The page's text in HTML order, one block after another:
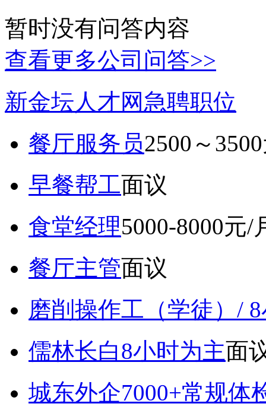
暂时没有问答内容
查看更多公司问答>>
新金坛人才网急聘职位
餐厅服务员2500～
早餐帮工面议
食堂经理5000-8000元/
餐厅主管面议
磨削操作工（学徒）/
儒林长白8小时为主面
城东外企7000+常规体